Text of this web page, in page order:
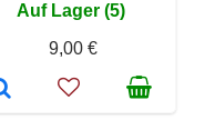
Auf Lager (5)
9,00 €